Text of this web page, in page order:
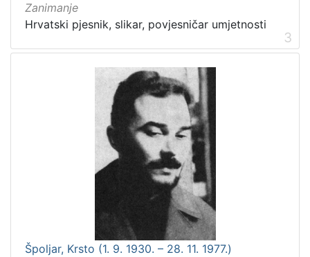
Zanimanje
Hrvatski pjesnik, slikar, povjesničar umjetnosti
3
Špoljar, Krsto (1. 9. 1930. – 28. 11. 1977.)